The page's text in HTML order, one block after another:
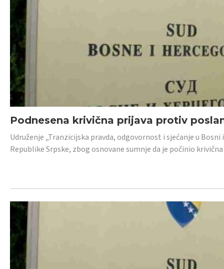
Podnesena krivična prijava protiv
Udruženje „Tranzicijska pravda, odgovornost i sjećanje u
Republike Srpske, zbog osnovane sumnje da je počinio